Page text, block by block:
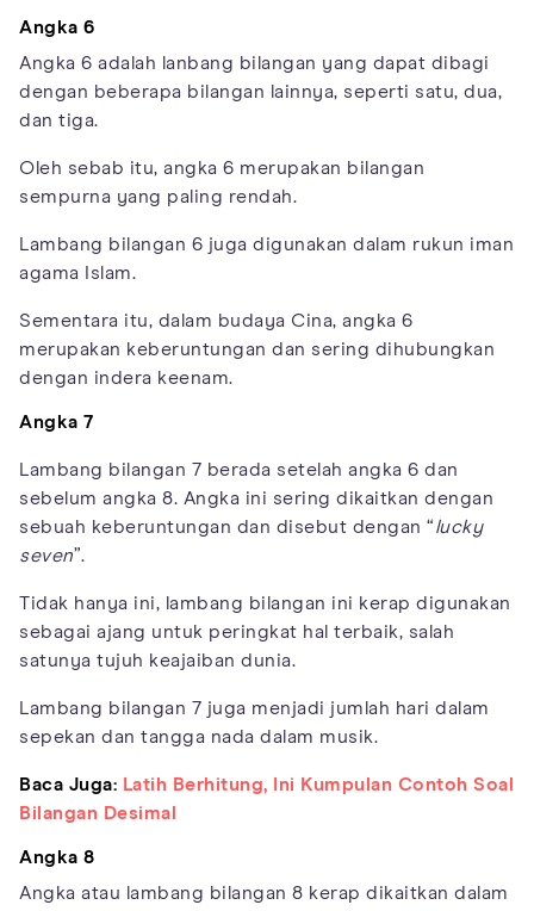
Angka 6
Angka 6 adalah lanbang bilangan yang dapat dibagi
dengan beberapa bilangan lainnya, seperti satu, dua,
dan tiga.
Oleh sebab itu, angka 6 merupakan bilangan
sempurna yang paling rendah.
Lambang bilangan 6 juga digunakan dalam rukun iman
agama Islam.
Sementara itu, dalam budaya Cina, angka 6
merupakan keberuntungan dan sering dihubungkan
dengan indera keenam.
Angka 7
Lambang bilangan 7 berada setelah angka 6 dan
sebelum angka 8. Angka ini sering dikaitkan dengan
sebuah keberuntungan dan disebut dengan “lucky
seven”.
Tidak hanya ini, lambang bilangan ini kerap digunakan
sebagai ajang untuk peringkat hal terbaik, salah
satunya tujuh keajaiban dunia.
Lambang bilangan 7 juga menjadi jumlah hari dalam
sepekan dan tangga nada dalam musik.
Baca Juga: Latih Berhitung, Ini Kumpulan Contoh Soal
Bilangan Desimal
Angka 8
Angka atau lambang bilangan 8 kerap dikaitkan dalam